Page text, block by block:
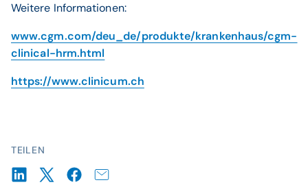
TEILEN
Weitere Informationen:
www.cgm.com/deu_de/produkte/krankenhaus/cgm-
clinical-hrm.html
https://www.clinicum.ch